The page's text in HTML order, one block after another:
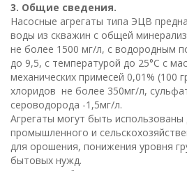
3. Общие сведения.
Насосные агрегаты типа ЭЦВ
воды из скважин с общей
не более 1500 мг/л, с водородным
до 9,5, с температурой до 25°С с
механических примесей 0,01% (100
хлоридов не более 350мг/л,
сероводорода -1,5мг/л.
Агрегаты могут быть использованы
промышленного и
для орошения, понижения уровня
бытовых нужд.